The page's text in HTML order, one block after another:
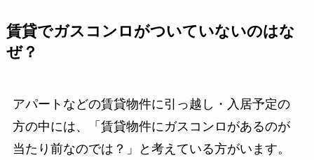
賃貸でガスコンロがついていないのはな
ぜ？
アパートなどの賃貸物件に引っ越し・入居予定の
方の中には、「賃貸物件にガスコンロがあるのが
当たり前なのでは？」と考えている方がいます。